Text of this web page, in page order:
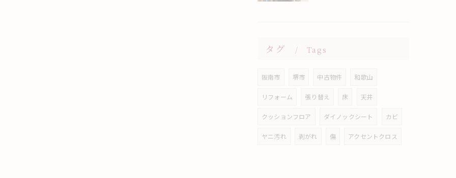
タグ Tags
阪南市 堺市 中古物件 和歌山
リフォーム 張り替え 床 天井
クッションフロア ダイノックシート カビ
ヤニ汚れ 剥がれ 傷 アクセントクロス